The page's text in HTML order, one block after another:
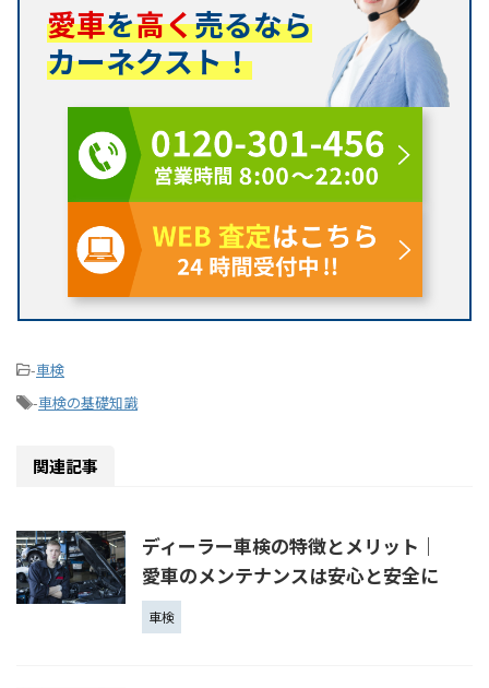
愛車を高く売るなら
カーネクスト！
-車検
-車検の基礎知識
関連記事
ディーラー車検の特徴とメリット｜
愛車のメンテナンスは安心と安全に
車検